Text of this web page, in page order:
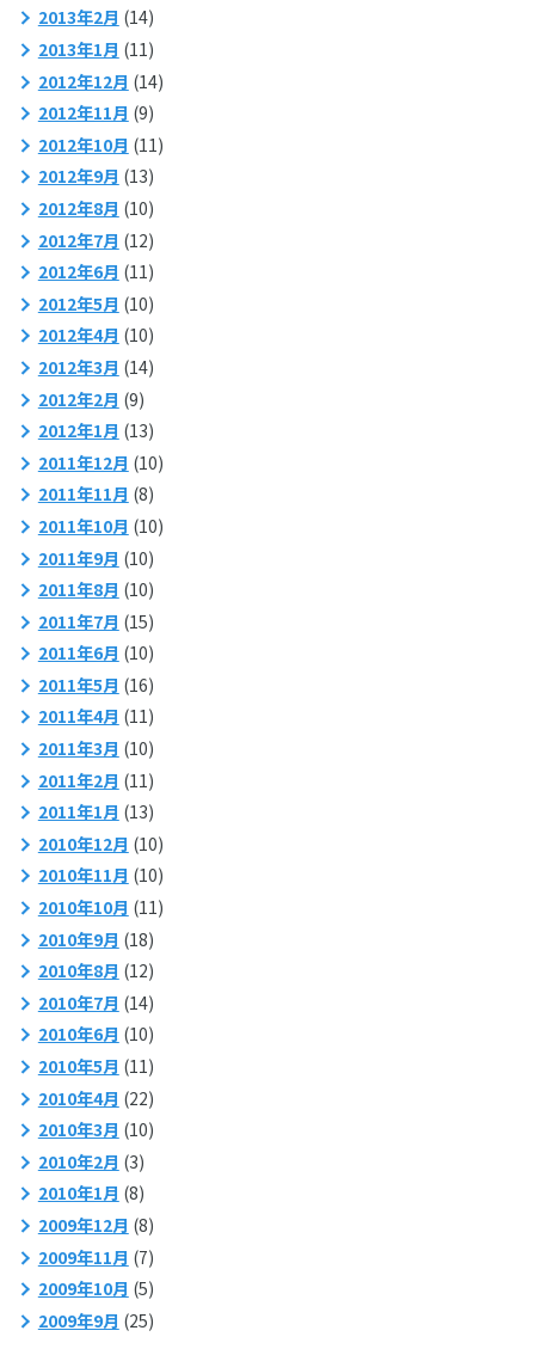
2013年2月 (14)
2013年1月 (11)
2012年12月 (14)
2012年11月 (9)
2012年10月 (11)
2012年9月 (13)
2012年8月 (10)
2012年7月 (12)
2012年6月 (11)
2012年5月 (10)
2012年4月 (10)
2012年3月 (14)
2012年2月 (9)
2012年1月 (13)
2011年12月 (10)
2011年11月 (8)
2011年10月 (10)
2011年9月 (10)
2011年8月 (10)
2011年7月 (15)
2011年6月 (10)
2011年5月 (16)
2011年4月 (11)
2011年3月 (10)
2011年2月 (11)
2011年1月 (13)
2010年12月 (10)
2010年11月 (10)
2010年10月 (11)
2010年9月 (18)
2010年8月 (12)
2010年7月 (14)
2010年6月 (10)
2010年5月 (11)
2010年4月 (22)
2010年3月 (10)
2010年2月 (3)
2010年1月 (8)
2009年12月 (8)
2009年11月 (7)
2009年10月 (5)
2009年9月 (25)